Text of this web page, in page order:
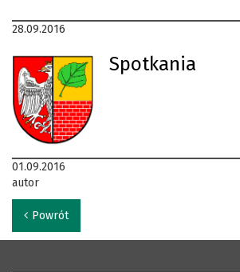
28.09.2016
Spotkania
01.09.2016
autor
Powrót